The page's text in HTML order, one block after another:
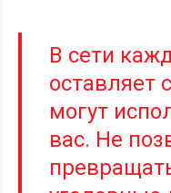
В сети
оставляет
могут
вас. Не